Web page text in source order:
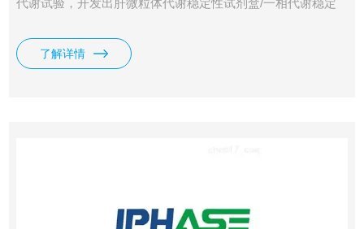
代谢试验，开发出肝微粒体代谢稳定性试剂盒/一相代谢稳定
了解详情